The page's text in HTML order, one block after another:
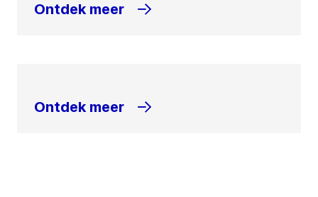
Ontdek meer
Ontdek meer